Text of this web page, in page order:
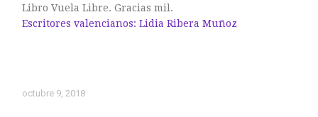
Lidia
Vlady Mafla
Libro Vuela Libre. Gracias mil.
Escritores valencianos: Lidia Ribera Muñoz
octubre 9, 2018